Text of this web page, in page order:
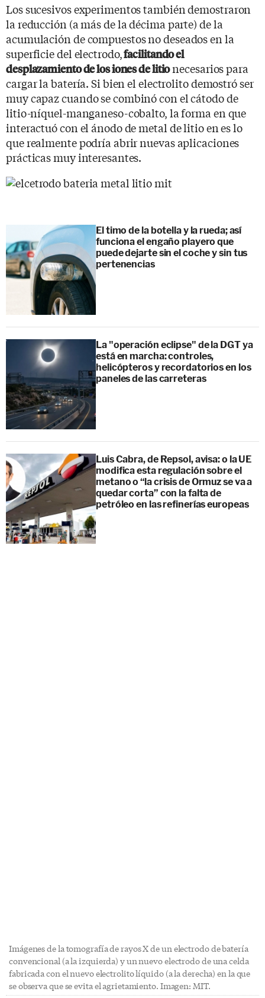
Los sucesivos experimentos también demostraron
la reducción (a más de la décima parte) de la
acumulación de compuestos no deseados en la
superficie del electrodo,facilitando el
desplazamiento de los iones de litionecesarios para
cargar la batería. Si bien el electrolito demostró ser
muy capaz cuando se combinó con el cátodo de
litio-níquel-manganeso-cobalto, la forma en que
interactuó con el ánodo de metal de litio en es lo
que realmente podría abrir nuevas aplicaciones
prácticas muy interesantes.
El timo de la botella y la rueda; así
funciona el engaño playero que
puede dejarte sin el coche y sin tus
pertenencias
La "operación eclipse" de la DGT ya
está en marcha: controles,
helicópteros y recordatorios en los
paneles de las carreteras
Luis Cabra, de Repsol, avisa: o la UE
modifica esta regulación sobre el
metano o “la crisis de Ormuz se va a
quedar corta” con la falta de
petróleo en las refinerías europeas
Imágenes de la tomografía de rayos X de un electrodo de batería
convencional (a la izquierda) y un nuevo electrodo de una celda
fabricada con el nuevo electrolito líquido (a la derecha) en la que
se observa que se evita el agrietamiento. Imagen: MIT.